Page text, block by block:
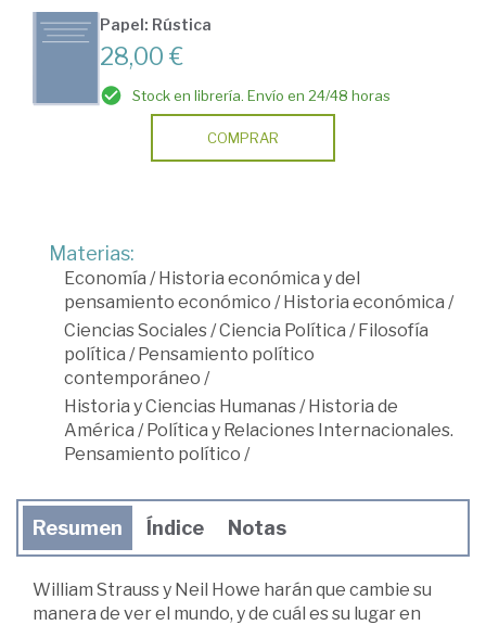
Papel: Rústica
28,00 €
Stock en librería. Envío en 24/48 horas
COMPRAR
Materias:
Economía /Historia económica y del
pensamiento económico /Historia económica /
Ciencias Sociales /Ciencia Política /Filosofía
política /Pensamiento político
contemporáneo /
Historia y Ciencias Humanas /Historia de
América /Política y Relaciones Internacionales.
Pensamiento político /
Resumen Índice Notas
William Strauss y Neil Howe harán que cambie su
manera de ver el mundo, y de cuál es su lugar en